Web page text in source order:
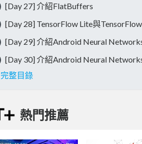
[Day 27] 介紹FlatBuffers
[Day 28] TensorFlow Lite與
[Day 29] 介紹Android Neural
[Day 30] 介紹Android Neural
完整目錄
熱門推薦